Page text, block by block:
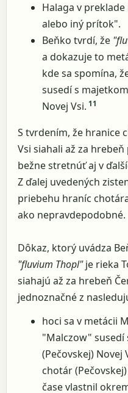
Halaga v
alebo iný prítok".
Beňko tvrdí, že
a dokazuje to
kde sa spomína,
susedí s
Novej Vsi. 11
S tvrdením, že hranice
Vsi siahali až za
bežne stretnúť aj v
Z ďalej uvedených
priebehu hraníc
ako nepravdepodobné.
Dôkaz, ktorý uvádza
"fluvium Thopl"je rieka
siahajú až za hrebeň
jednoznačné z
hoci sa v metácii
"Malczow" susedí
(Pečovskej) Novej
chotár
čase vlastnil